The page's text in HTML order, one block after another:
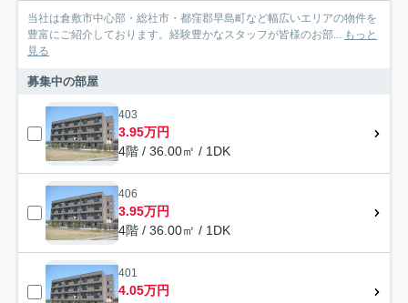
当社は倉敷市中心部・総社市・都窪郡早島町など幅広いエリアの物件を
豊富にご紹介しております。経験豊かなスタッフが皆様のお部... もっと
見る
募集中の部屋
403
3.95万円
4階 / 36.00㎡ / 1DK
406
3.95万円
4階 / 36.00㎡ / 1DK
401
4.05万円